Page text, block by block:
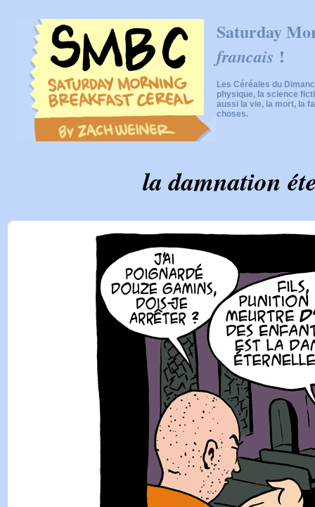
Saturday
francais !
Les Céréales du
physique, la science
aussi la vie, la mort, la
choses.
la damnation